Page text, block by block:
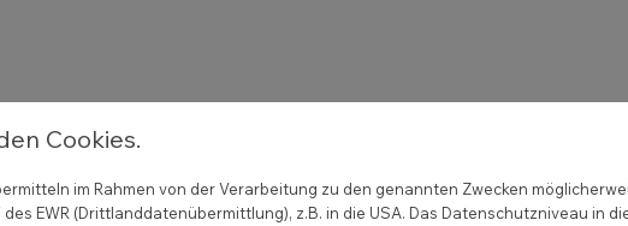
Cookies.
im Rahmen von der Verarbeitung zu den genannten Zwecken
des EWR (Drittlanddatenübermittlung), z.B. in die USA. Das Datenschutzniveau in